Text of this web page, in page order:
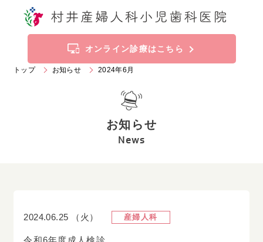
オンライン診療はこちら
トップ お知らせ
ご挨拶
産婦人科
トップ お知らせ 2024年6月
お知らせ
News
2024.06.25 （火） 産婦人科
令和6年度成人検診